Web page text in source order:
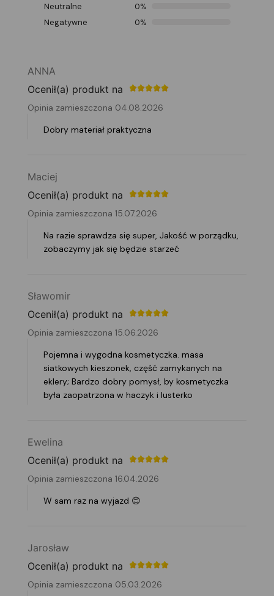
Neutralne
0%
Negatywne
0%
ANNA
Ocenił(a) produkt na
Opinia zamieszczona 04.08.2026
Dobry materiał praktyczna
Maciej
Ocenił(a) produkt na
Opinia zamieszczona 15.07.2026
Na razie sprawdza się super, Jakość w porządku,
zobaczymy jak się będzie starzeć
Sławomir
Ocenił(a) produkt na
Opinia zamieszczona 15.06.2026
Pojemna i wygodna kosmetyczka. masa
siatkowych kieszonek, część zamykanych na
eklery; Bardzo dobry pomysł, by kosmetyczka
była zaopatrzona w haczyk i lusterko
Ewelina
Ocenił(a) produkt na
Opinia zamieszczona 16.04.2026
W sam raz na wyjazd 😊
Jarosław
Ocenił(a) produkt na
Opinia zamieszczona 05.03.2026